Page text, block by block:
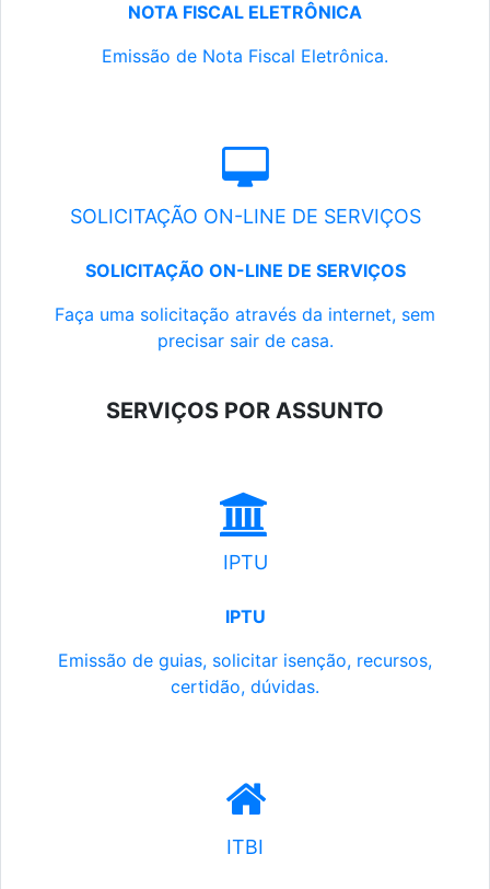
NOTA FISCAL ELETRÔNICA
Emissão de Nota Fiscal Eletrônica.
SOLICITAÇÃO ON-LINE DE SERVIÇOS
SOLICITAÇÃO ON-LINE DE SERVIÇOS
Faça uma solicitação através da internet, sem
precisar sair de casa.
SERVIÇOS POR ASSUNTO
IPTU
IPTU
Emissão de guias, solicitar isenção, recursos,
certidão, dúvidas.
ITBI